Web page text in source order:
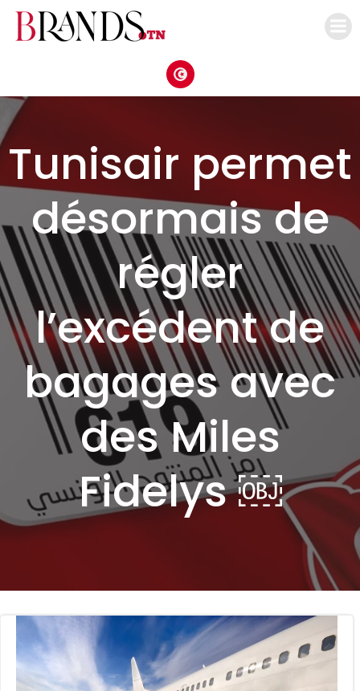
Tunisair permet
désormais de
régler
l’excédent de
bagages avec
des Miles
Fidelys ￼